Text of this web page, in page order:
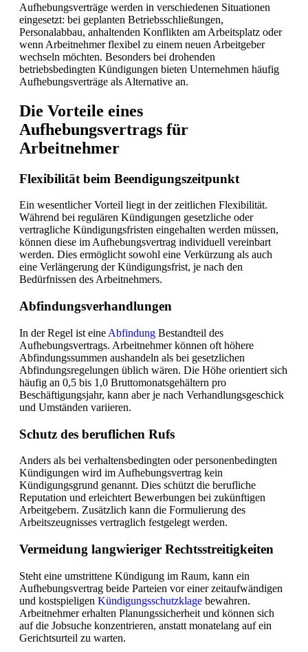
Aufhebungsverträge werden in verschiedenen Situationen
eingesetzt: bei geplanten Betriebsschließungen,
Personalabbau, anhaltenden Konflikten am Arbeitsplatz oder
wenn Arbeitnehmer flexibel zu einem neuen Arbeitgeber
wechseln möchten. Besonders bei drohenden
betriebsbedingten Kündigungen bieten Unternehmen häufig
Aufhebungsverträge als Alternative an.
Die Vorteile eines
Aufhebungsvertrags für
Arbeitnehmer
Flexibilität beim Beendigungszeitpunkt
Ein wesentlicher Vorteil liegt in der zeitlichen Flexibilität.
Während bei regulären Kündigungen gesetzliche oder
vertragliche Kündigungsfristen eingehalten werden müssen,
können diese im Aufhebungsvertrag individuell vereinbart
werden. Dies ermöglicht sowohl eine Verkürzung als auch
eine Verlängerung der Kündigungsfrist, je nach den
Bedürfnissen des Arbeitnehmers.
Abfindungsverhandlungen
In der Regel ist eine Abfindung Bestandteil des
Aufhebungsvertrags. Arbeitnehmer können oft höhere
Abfindungssummen aushandeln als bei gesetzlichen
Abfindungsregelungen üblich wären. Die Höhe orientiert sich
häufig an 0,5 bis 1,0 Bruttomonatsgehältern pro
Beschäftigungsjahr, kann aber je nach Verhandlungsgeschick
und Umständen variieren.
Schutz des beruflichen Rufs
Anders als bei verhaltensbedingten oder personenbedingten
Kündigungen wird im Aufhebungsvertrag kein
Kündigungsgrund genannt. Dies schützt die berufliche
Reputation und erleichtert Bewerbungen bei zukünftigen
Arbeitgebern. Zusätzlich kann die Formulierung des
Arbeitszeugnisses vertraglich festgelegt werden.
Vermeidung langwieriger Rechtsstreitigkeiten
Steht eine umstrittene Kündigung im Raum, kann ein
Aufhebungsvertrag beide Parteien vor einer zeitaufwändigen
und kostspieligen Kündigungsschutzklage bewahren.
Arbeitnehmer erhalten Planungssicherheit und können sich
auf die Jobsuche konzentrieren, anstatt monatelang auf ein
Gerichtsurteil zu warten.